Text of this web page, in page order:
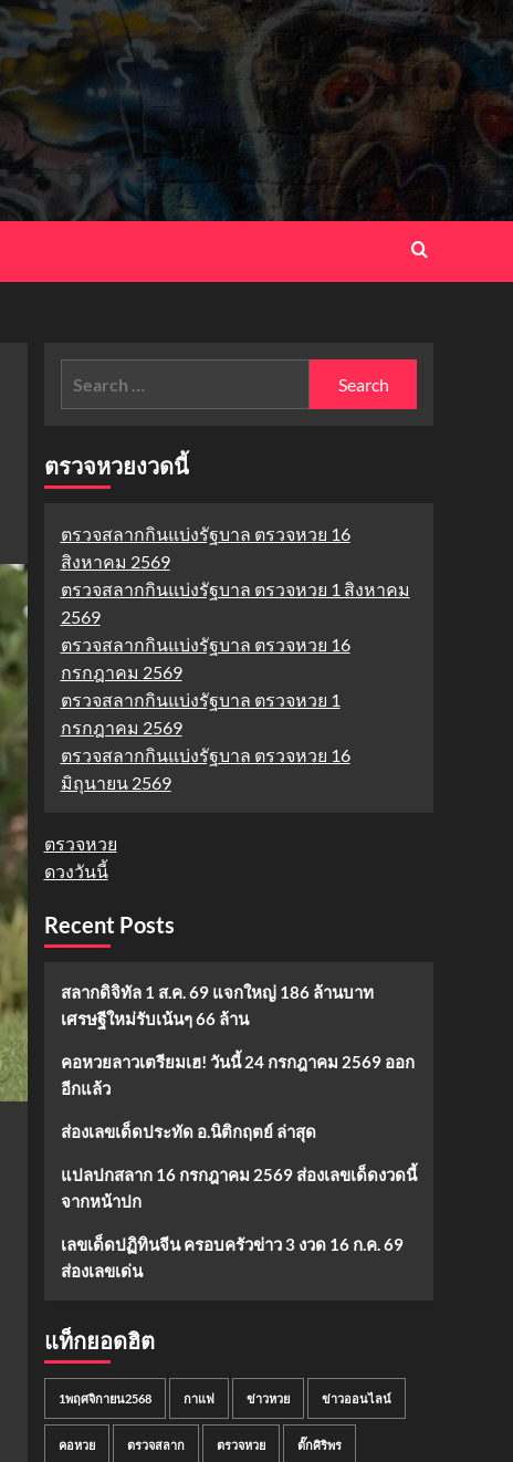
ตรวจหวยงวดนี้
ตรวจสลากกินแบ่งรัฐบาล ตรวจหวย 16
สิงหาคม 2569
ตรวจสลากกินแบ่งรัฐบาล ตรวจหวย 1 สิงหาคม
2569
ตรวจสลากกินแบ่งรัฐบาล ตรวจหวย 16
กรกฎาคม 2569
ตรวจสลากกินแบ่งรัฐบาล ตรวจหวย 1
กรกฎาคม 2569
ตรวจสลากกินแบ่งรัฐบาล ตรวจหวย 16
มิถุนายน 2569
ตรวจหวย
ดวงวันนี้
Recent Posts
สลากดิจิทัล 1 ส.ค. 69 แจกใหญ่ 186 ล้านบาท
เศรษฐีใหม่รับเน้นๆ 66 ล้าน
คอหวยลาวเตรียมเฮ! วันนี้ 24 กรกฎาคม 2569 ออก
อีกแล้ว
ส่องเลขเด็ดประทัด อ.นิติกฤตย์ ล่าสุด
แปลปกสลาก 16 กรกฎาคม 2569 ส่องเลขเด็ดงวดนี้
จากหน้าปก
เลขเด็ดปฏิทินจีน ครอบครัวข่าว 3 งวด 16 ก.ค. 69
ส่องเลขเด่น
แท็กยอดฮิต
1พฤศจิกายน2568 กาแฟ ข่าวหวย ข่าวออนไลน์
คอหวย ตรวจสลาก ตรวจหวย ตั๊กศิริพร